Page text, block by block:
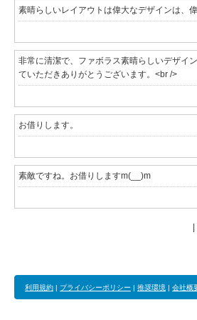
素晴らしいレイアウトは偉大なデザインは、
非常に清潔で、ファボラス素晴らしいデザイ
ていただきありがとうございます。<br />
お借りします。
素敵ですね。お借りしますm(__)m
利用規約 | プライバシーポリシー | 推奨環境 | 会社概